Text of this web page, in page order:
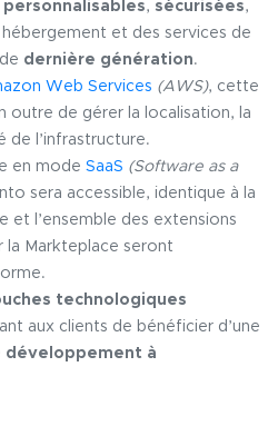
personnalisables, sécurisées,
hébergement et des services de
dernière génération.
Web Services (AWS), cette
outre de gérer la localisation, la
de l’infrastructure.
en mode SaaS (Software as a
sera accessible, identique à la
et l’ensemble des extensions
la Markteplace seront
technologiques
aux clients de bénéficier d’une
développement à